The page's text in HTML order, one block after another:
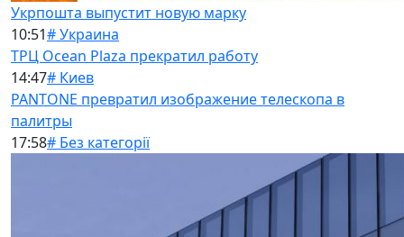
Укрпошта выпустит новую марку
10:51# Украина
ТРЦ Ocean Plaza прекратил работу
14:47# Киев
PANTONE превратил изображение телескопа в
палитры
17:58# Без категорії